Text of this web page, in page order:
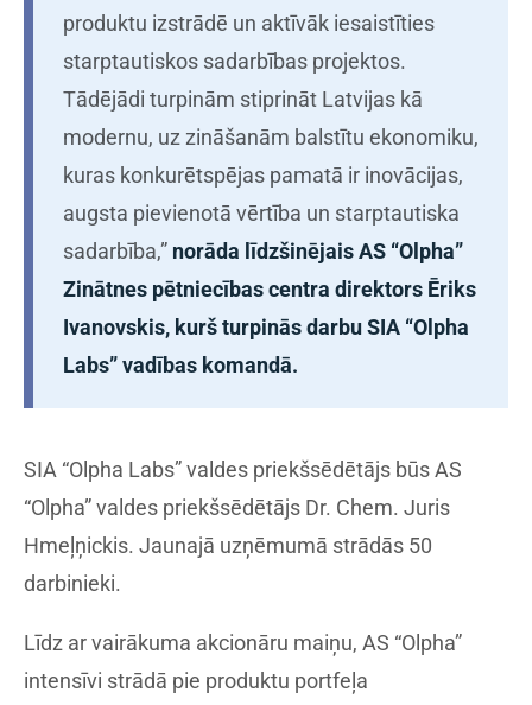
produktu izstrādē un aktīvāk iesaistīties
starptautiskos sadarbības projektos.
Tādējādi turpinām stiprināt Latvijas kā
modernu, uz zināšanām balstītu ekonomiku,
kuras konkurētspējas pamatā ir inovācijas,
augsta pievienotā vērtība un starptautiska
sadarbība,” norāda līdzšinējais AS “Olpha”
Zinātnes pētniecības centra direktors Ēriks
Ivanovskis, kurš turpinās darbu SIA “Olpha
Labs” vadības komandā.
SIA “Olpha Labs” valdes priekšsēdētājs būs AS
“Olpha” valdes priekšsēdētājs Dr. Chem. Juris
Hmeļņickis. Jaunajā uzņēmumā strādās 50
darbinieki.
Līdz ar vairākuma akcionāru maiņu, AS “Olpha”
intensīvi strādā pie produktu portfeļa